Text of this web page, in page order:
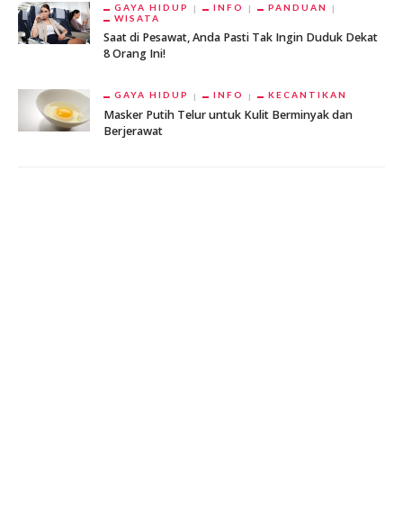
GAYA HIDUP INFO
PANDUAN
WISATA
Saat di Pesawat, Anda Pasti Tak Ingin Duduk Dekat
8 Orang Ini!
GAYA HIDUP INFO KECANTIKAN
Masker Putih Telur untuk Kulit Berminyak dan
Berjerawat